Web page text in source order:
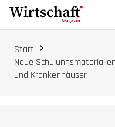
Start
Neue
und Krankenhäuser